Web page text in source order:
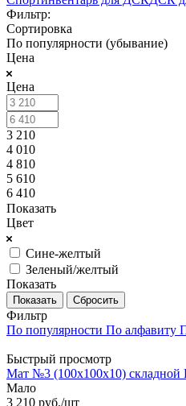
Фильтр:
Сортировка
По популярности (убывание)
Цена
Цена
3 210
4 010
4 810
5 610
6 410
Показать
Цвет
Сине-желтый
Зеленый/желтый
Показать
Сбросить
Фильтр
По популярности По алфавиту
Быстрый просмотр
Мат №3 (100х100х10)
Мало
3 210 руб./шт